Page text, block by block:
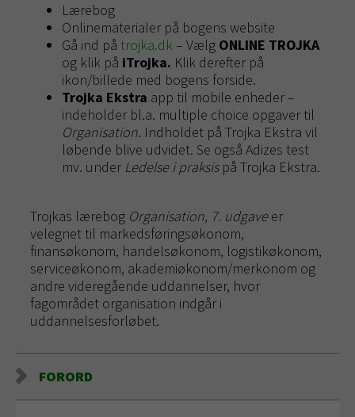
Lærebog
Onlinematerialer på bogens website
Gå ind på trojka.dk – Vælg ONLINE TROJKA
og klik på iTrojka. Klik derefter på
ikon/billede med bogens forside.
Trojka Ekstra app til mobile enheder –
indeholder bl.a. multiple choice opgaver til
Organisation. Indholdet på Trojka Ekstra vil
løbende blive udvidet. Se også Adizes test
mv. under Ledelse i praksispå Trojka Ekstra.
Trojkas lærebog Organisation, 7. udgaveer
velegnet til markedsføringsøkonom,
finansøkonom, handelsøkonom, logistikøkonom,
serviceøkonom, akademiøkonom/merkonom og
andre videregående uddannelser, hvor
fagområdet organisation indgår i
uddannelsesforløbet.
FORORD